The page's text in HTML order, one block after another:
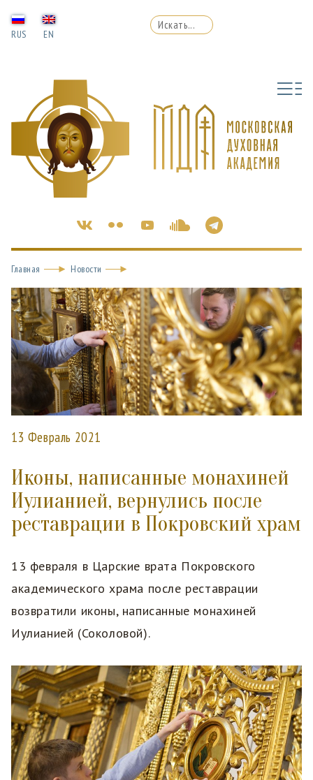
RUS EN
Главная Новости
13 Февраль 2021
Иконы, написанные монахиней
Иулианией, вернулись после
реставрации в Покровский храм
13 февраля в Царские врата Покровского
академического храма после реставрации
возвратили иконы, написанные монахиней
Иулианией (Соколовой).